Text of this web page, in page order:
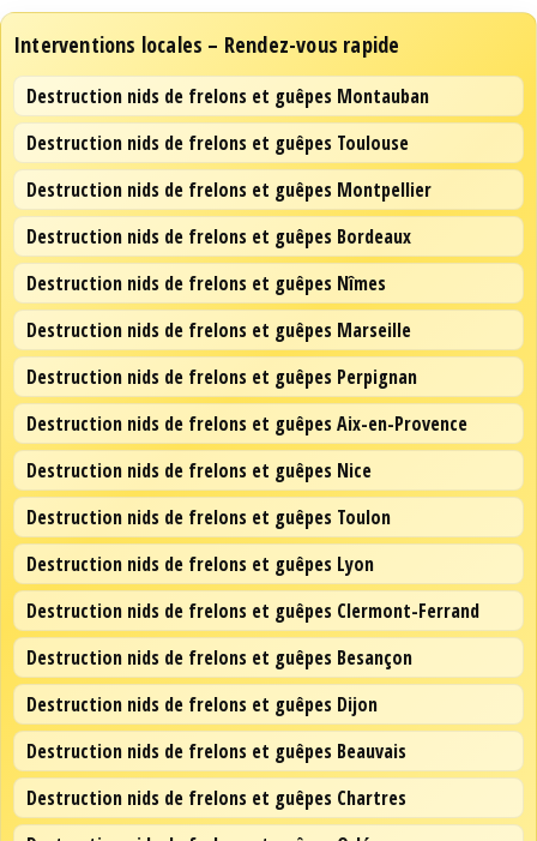
Interventions locales – Rendez-vous rapide
Destruction nids de frelons et guêpes Montauban
Destruction nids de frelons et guêpes Toulouse
Destruction nids de frelons et guêpes Montpellier
Destruction nids de frelons et guêpes Bordeaux
Destruction nids de frelons et guêpes Nîmes
Destruction nids de frelons et guêpes Marseille
Destruction nids de frelons et guêpes Perpignan
Destruction nids de frelons et guêpes Aix-en-Provence
Destruction nids de frelons et guêpes Nice
Destruction nids de frelons et guêpes Toulon
Destruction nids de frelons et guêpes Lyon
Destruction nids de frelons et guêpes Clermont-Ferrand
Destruction nids de frelons et guêpes Besançon
Destruction nids de frelons et guêpes Dijon
Destruction nids de frelons et guêpes Beauvais
Destruction nids de frelons et guêpes Chartres